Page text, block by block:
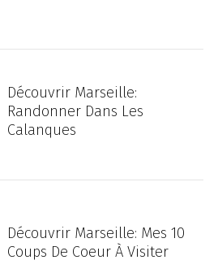
Découvrir Marseille:
Randonner Dans Les
Calanques
Découvrir Marseille: Mes 10
Coups De Coeur À Visiter